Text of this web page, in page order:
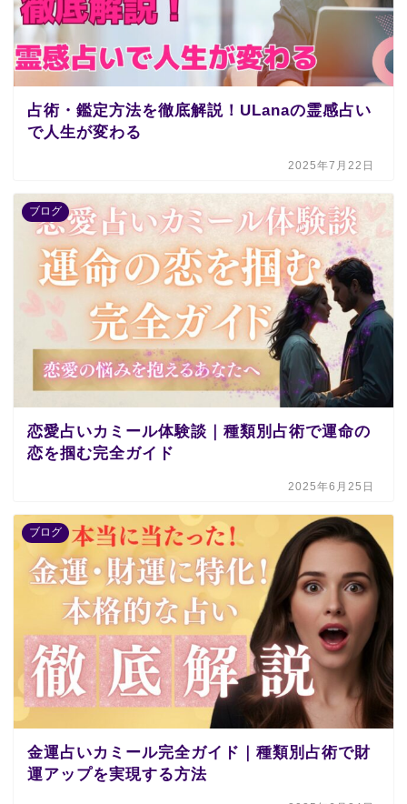
占術・鑑定方法を徹底解説！ULanaの霊感占い
で人生が変わる
2025年7月22日
ブログ
恋愛占いカミール体験談｜種類別占術で運命の
恋を掴む完全ガイド
2025年6月25日
ブログ
金運占いカミール完全ガイド｜種類別占術で財
運アップを実現する方法